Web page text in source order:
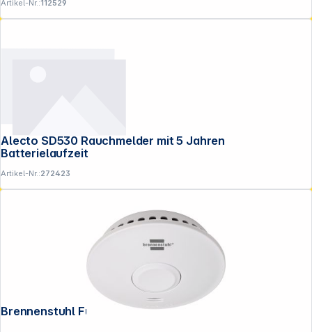
Artikel-Nr.:112529
Alecto SD530 Rauchmelder mit 5 Jahren
Batterielaufzeit
Artikel-Nr.:272423
Brennenstuhl Funk Rauchwarn- melder